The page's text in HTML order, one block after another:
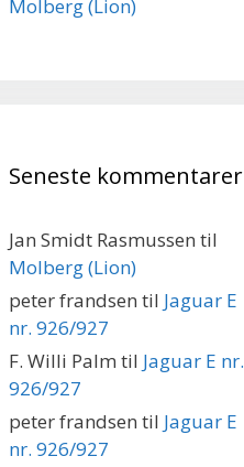
Molberg (Lion)
Seneste kommentarer
Jan Smidt Rasmussen til
Molberg (Lion)
peter frandsen til Jaguar E
nr. 926/927
F. Willi Palm til Jaguar E nr.
926/927
peter frandsen til Jaguar E
nr. 926/927